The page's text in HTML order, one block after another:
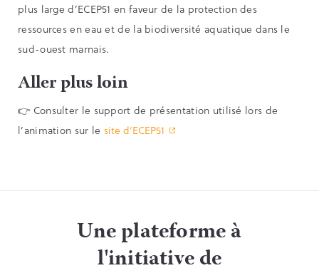
plus large d’ECEP51 en faveur de la protection des
ressources en eau et de la biodiversité aquatique dans le
sud-ouest marnais.
Aller plus loin
👉 Consulter le support de présentation utilisé lors de
l’animation sur le site d’ECEP51
Une plateforme à
l'initiative de